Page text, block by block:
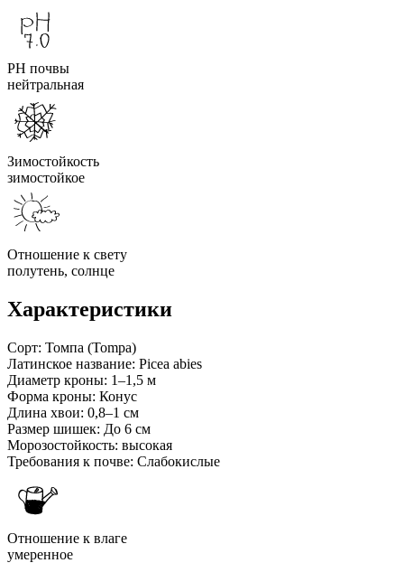
PH почвы
нейтральная
Зимостойкость
зимостойкое
Отношение к свету
полутень, солнце
Характеристики
Сорт: Томпа (Tompa)
Латинское название: Picea abies
Диаметр кроны: 1–1,5 м
Форма кроны: Конус
Длина хвои: 0,8–1 см
Размер шишек: До 6 см
Морозостойкость: высокая
Требования к почве: Слабокислые
Отношение к влаге
умеренное